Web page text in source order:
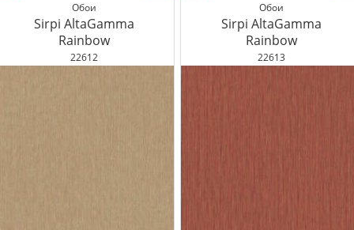
Обои
Sirpi AltaGamma
Rainbow
22612
Обои
Sirpi AltaGamma
Rainbow
22613